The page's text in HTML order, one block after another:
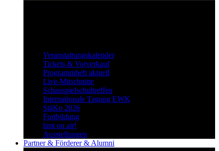
Veranstaltungskalender
Tickets & Vorverkauf
Programmheft aktuell
Live-Mitschnitte
Schauspielschultreffen
Internationale Tagung EWK
StäKo 2026
Fortbildung
hmt on air!
Ausstellungen
Partner & Förderer & Alumni